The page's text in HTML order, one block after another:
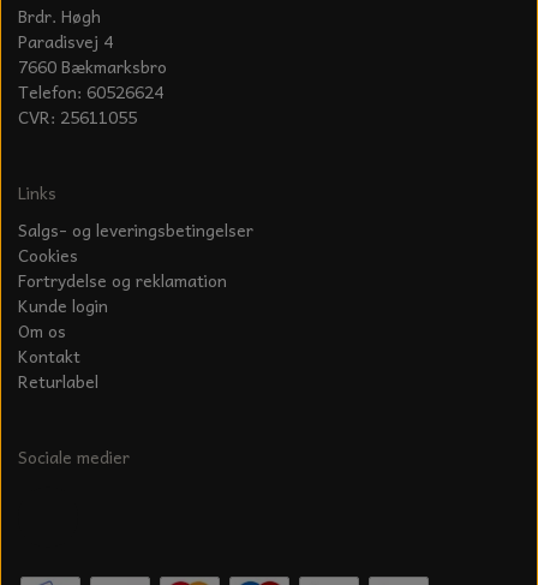
Brdr. Høgh
Paradisvej 4
7660 Bækmarksbro
Telefon: 60526624
CVR: 25611055
Links
Salgs- og leveringsbetingelser
Cookies
Fortrydelse og reklamation
Kunde login
Om os
Kontakt
Returlabel
Sociale medier